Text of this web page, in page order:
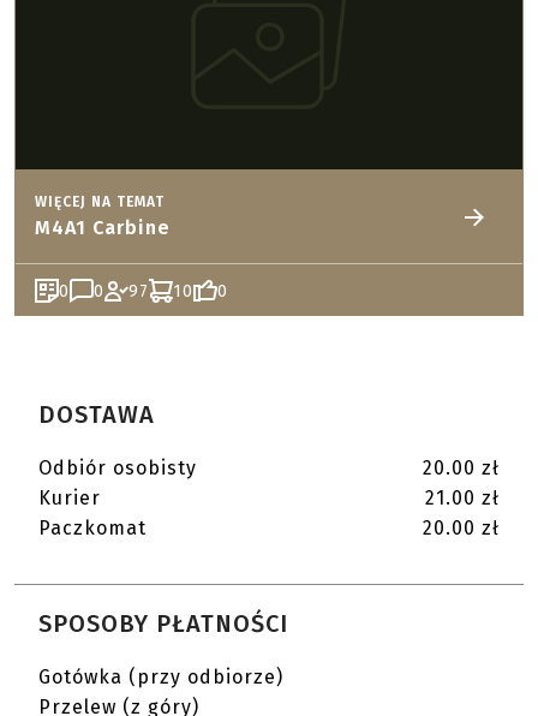
WIĘCEJ NA TEMAT
M4A1 Carbine
0 0 97 10 0
DOSTAWA
Odbiór osobisty
20.00 zł
Kurier
21.00 zł
Paczkomat
20.00 zł
SPOSOBY PŁATNOŚCI
Gotówka (przy odbiorze)
Przelew (z góry)